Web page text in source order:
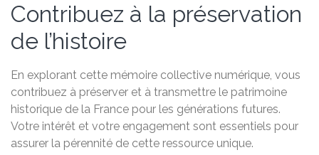
Contribuez à la préservation
de l’histoire
En explorant cette mémoire collective numérique, vous
contribuez à préserver et à transmettre le patrimoine
historique de la France pour les générations futures.
Votre intérêt et votre engagement sont essentiels pour
assurer la pérennité de cette ressource unique.